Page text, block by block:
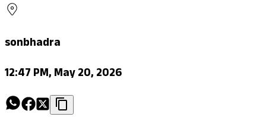
sonbhadra
12:47 PM, May 20, 2026